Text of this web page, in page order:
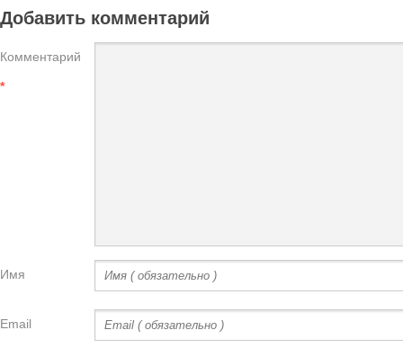
Добавить комментарий
Комментарий
*
Имя
Email